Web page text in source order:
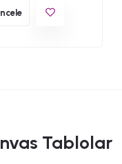
Tablolar